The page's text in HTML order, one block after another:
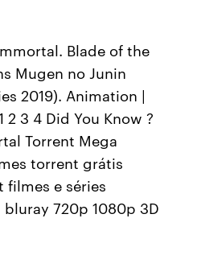
Blade of the
Mugen no Junin
2019). Animation |
2 3 4 Did You Know ?
Torrent Mega
torrent grátis
filmes e séries
720p 1080p 3D